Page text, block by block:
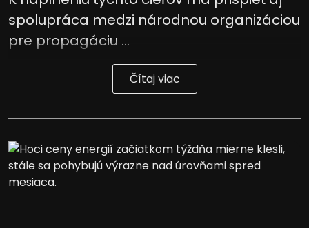
spolupráca medzi národnou organizáciou
pre propagáciu ...
Čítaj viac